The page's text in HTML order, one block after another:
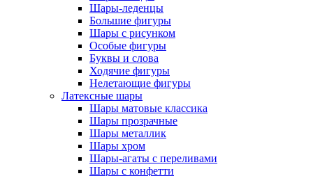
Шары-леденцы
Большие фигуры
Шары с рисунком
Особые фигуры
Буквы и слова
Ходячие фигуры
Нелетающие фигуры
Латексные шары
Шары матовые классика
Шары прозрачные
Шары металлик
Шары хром
Шары-агаты с переливами
Шары с конфетти